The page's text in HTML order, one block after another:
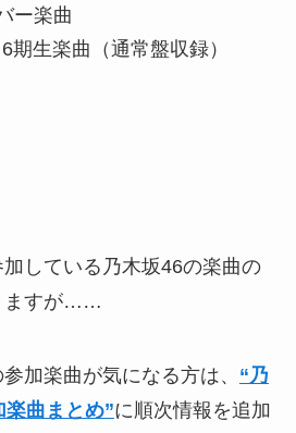
ー楽曲
期生楽曲（通常盤収録）
している乃木坂46の楽曲の
ますが……
加楽曲が気になる方は、 “乃
曲まとめ”に順次情報を追加